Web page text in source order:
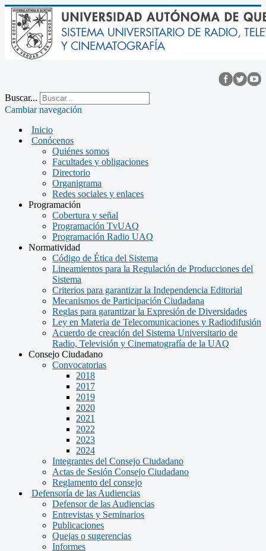
Buscar...
Cambiar navegación
Inicio
Conócenos
Quiénes somos
Facultades y obligaciones
Directorio
Organigrama
Redes sociales y enlaces
Programación
Cobertura y señal
Programación TvUAQ
Programación Radio UAQ
Normatividad
Código de Ética del Sistema
Lineamientos para la Regulación de Producciones del
Sistema
Criterios para garantizar la Independencia Editorial
Mecanismos de Participación Ciudadana
Reglas para garantizar la Expresión de Diversidades
Ley en Materia de Telecomunicaciones y Radiodifusión
Acuerdo de creación del Sistema Universitario de
Radio, Televisión y Cinematografía de la UAQ
Consejo Ciudadano
Convocatorias
2018
2017
2019
2020
2021
2022
2023
2024
Integrantes del Consejo Ciudadano
Actas de Sesión Consejo Ciudadano
Reglamento del consejo
Defensoría de las Audiencias
Defensor de las Audiencias
Entrevistas y Seminarios
Publicaciones
Quejas o sugerencias
Informes